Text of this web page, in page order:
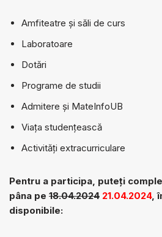
Amfiteatre și săli de curs
Laboratoare
Dotări
Programe de studii
Admitere și MateInfoUB
Viața studențească
Activități extracurriculare
Pentru a participa, puteţi
pâna pe 18.04.2024 21.04.2024,
disponibile: